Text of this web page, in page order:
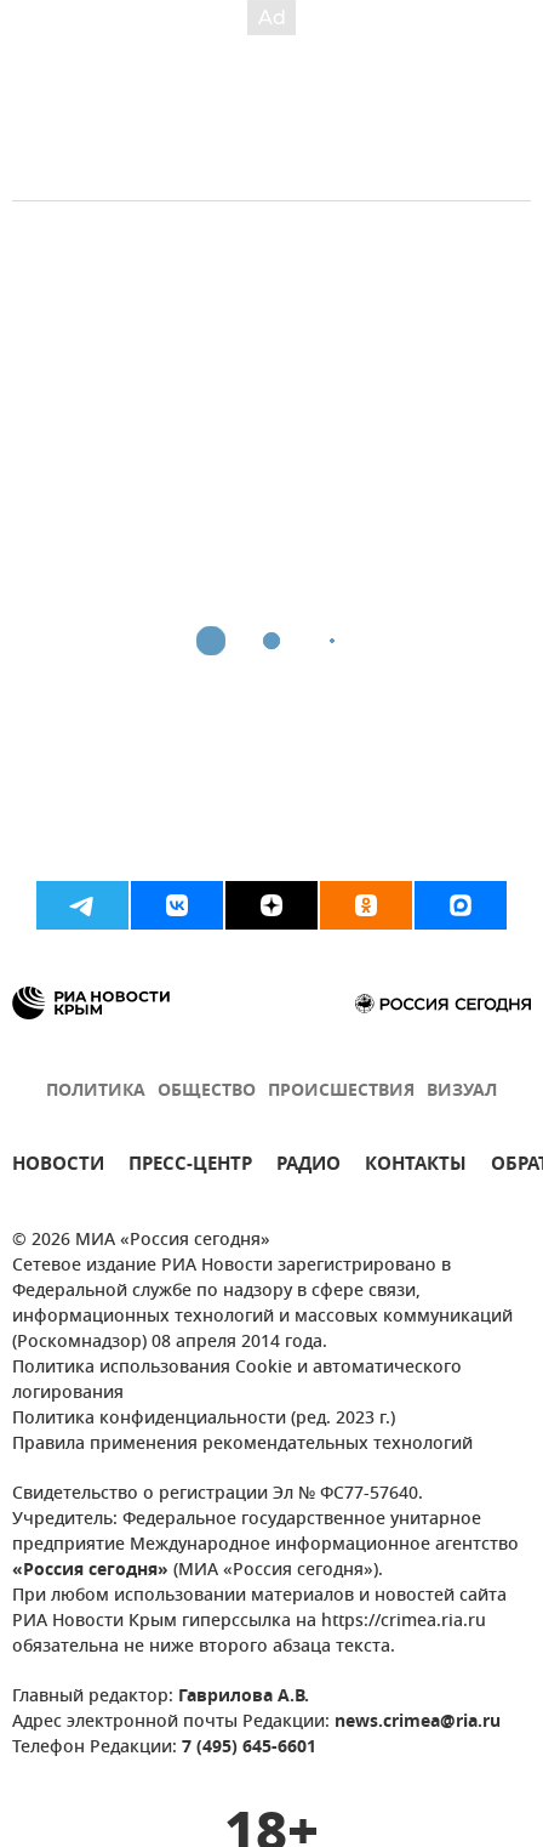
ПОЛИТИКА ОБЩЕСТВО ПРОИСШЕСТВИЯ ВИЗУАЛ
НОВОСТИ ПРЕСС-ЦЕНТР РАДИО КОНТАКТЫ
© 2026 МИА «Россия сегодня»
Сетевое издание РИА Новости зарегистрировано в
Федеральной службе по надзору в сфере связи,
информационных технологий и массовых коммуникаций
(Роскомнадзор) 08 апреля 2014 года.
Политика использования Cookie и автоматического
логирования
Политика конфиденциальности (ред. 2023 г.)
Правила применения рекомендательных технологий
Свидетельство о регистрации Эл № ФС77-57640.
Учредитель: Федеральное государственное унитарное
предприятие Международное информационное агентство
«Россия сегодня» (МИА «Россия сегодня»).
При любом использовании материалов и новостей сайта
РИА Новости Крым гиперссылка на https://crimea.ria.ru
обязательна не ниже второго абзаца текста.
Главный редактор: Гаврилова А.В.
Адрес электронной почты Редакции: news.crimea@ria.ru
Телефон Редакции: 7 (495) 645-6601